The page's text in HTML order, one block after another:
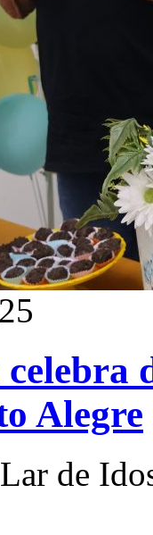
Alegre
de